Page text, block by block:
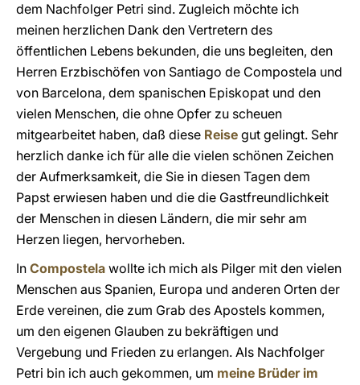
dem Nachfolger Petri sind. Zugleich möchte ich
meinen herzlichen Dank den Vertretern des
öffentlichen Lebens bekunden, die uns begleiten, den
Herren Erzbischöfen von Santiago de Compostela und
von Barcelona, dem spanischen Episkopat und den
vielen Menschen, die ohne Opfer zu scheuen
mitgearbeitet haben, daß diese Reise gut gelingt. Sehr
herzlich danke ich für alle die vielen schönen Zeichen
der Aufmerksamkeit, die Sie in diesen Tagen dem
Papst erwiesen haben und die die Gastfreundlichkeit
der Menschen in diesen Ländern, die mir sehr am
Herzen liegen, hervorheben.
In Compostela wollte ich mich als Pilger mit den vielen
Menschen aus Spanien, Europa und anderen Orten der
Erde vereinen, die zum Grab des Apostels kommen,
um den eigenen Glauben zu bekräftigen und
Vergebung und Frieden zu erlangen. Als Nachfolger
Petri bin ich auch gekommen, um meine Brüder im